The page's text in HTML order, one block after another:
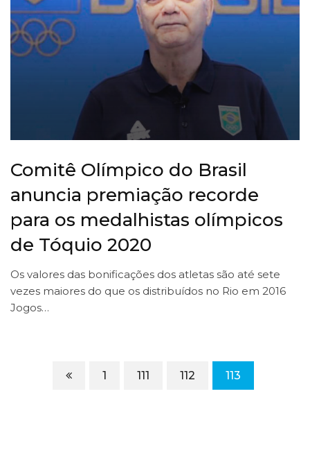
Comitê Olímpico do Brasil
anuncia premiação recorde
para os medalhistas olímpicos
de Tóquio 2020
Os valores das bonificações dos atletas são até sete
vezes maiores do que os distribuídos no Rio em 2016
Jogos…
1 111 112 113